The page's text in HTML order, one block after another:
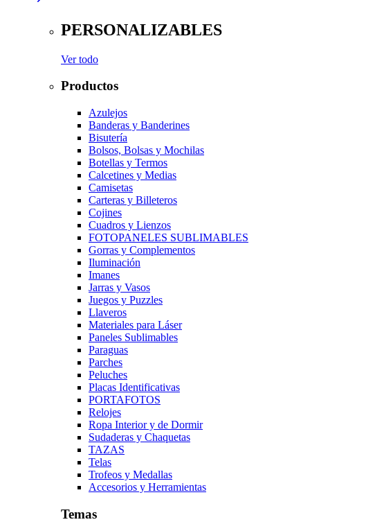
PERSONALIZABLES
Ver todo
Productos
Azulejos
Banderas y Banderines
Bisutería
Bolsos, Bolsas y Mochilas
Botellas y Termos
Calcetines y Medias
Camisetas
Carteras y Billeteros
Cojines
Cuadros y Lienzos
FOTOPANELES SUBLIMABLES
Gorras y Complementos
Iluminación
Imanes
Jarras y Vasos
Juegos y Puzzles
Llaveros
Materiales para Láser
Paneles Sublimables
Paraguas
Parches
Peluches
Placas Identificativas
PORTAFOTOS
Relojes
Ropa Interior y de Dormir
Sudaderas y Chaquetas
TAZAS
Telas
Trofeos y Medallas
Accesorios y Herramientas
Temas